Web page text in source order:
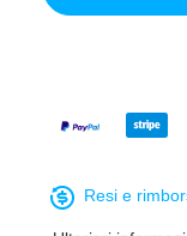
Resi e